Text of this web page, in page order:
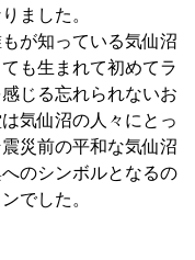
ました。
が知っている気仙沼
も生まれて初めてラ
じる忘れられないお
気仙沼の人々にとっ
災前の平和な気仙沼
のシンボルとなるの
でした。